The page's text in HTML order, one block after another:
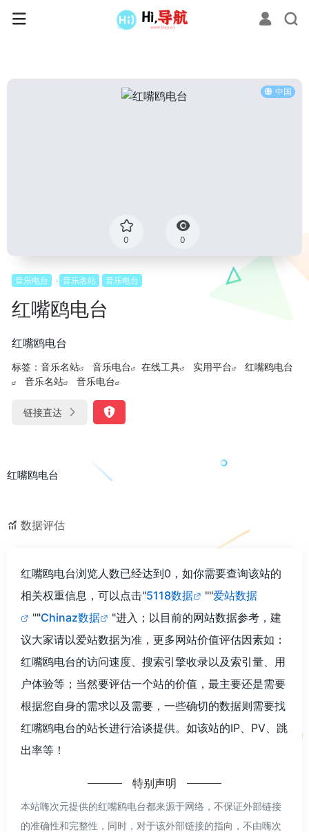
中国
0 0
音乐电台 音乐名站 音乐电台
红嘴鸥电台
红嘴鸥电台
标签： 音乐名站 音乐电台 在线工具 实用平台
红嘴鸥电台
音乐名站
音乐电台
链接直达
红嘴鸥电台
数据评估
红嘴鸥电台浏览人数已经达到0，如你需要查询该站的
相关权重信息，可以点击"5118数据 ""爱站数据
""Chinaz数据
"进入；以目前的网站数据参考，建
议大家请以爱站数据为准，更多网站价值评估因素如：
红嘴鸥电台的访问速度、搜索引擎收录以及索引量、用
户体验等；当然要评估一个站的价值，最主要还是需要
根据您自身的需求以及需要，一些确切的数据则需要找
红嘴鸥电台的站长进行洽谈提供。如该站的IP、PV、跳
出率等！
特别声明
本站嗨次元提供的红嘴鸥电台都来源于网络，不保证外部链接
的准确性和完整性，同时，对于该外部链接的指向，不由嗨次